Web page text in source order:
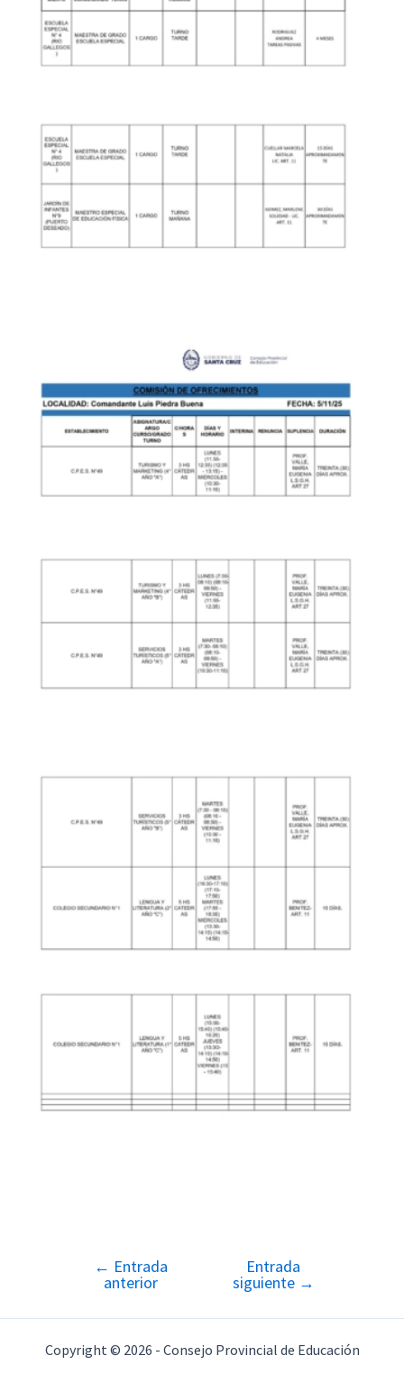
Navegación
entradas
← Entrada
anterior
Entrada
siguiente →
Copyright © 2026 - Consejo Provincial de Educación